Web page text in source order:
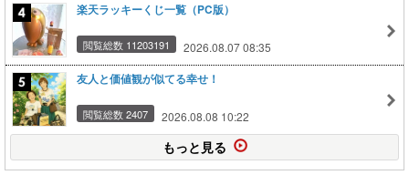
楽天ラッキーくじ一覧（PC版）
閲覧総数 11203191 2026.08.07 08:35
友人と価値観が似てる幸せ！
閲覧総数 2407 2026.08.08 10:22
もっと見る